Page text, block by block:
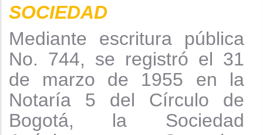
SOCIEDAD
Mediante escritura pública
No. 744, se registró el 31
de marzo de 1955 en la
Notaría 5 del Círculo de
Bogotá, la Sociedad